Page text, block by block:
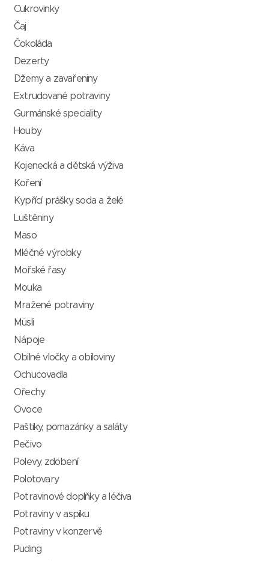
Cukrovinky
Čaj
Čokoláda
Dezerty
Džemy a zavařeniny
Extrudované potraviny
Gurmánské speciality
Houby
Káva
Kojenecká a dětská výživa
Koření
Kypřící prášky, soda a želé
Luštěniny
Maso
Mléčné výrobky
Mořské řasy
Mouka
Mražené potraviny
Müsli
Nápoje
Obilné vločky a obiloviny
Ochucovadla
Ořechy
Ovoce
Paštiky, pomazánky a saláty
Pečivo
Polevy, zdobení
Polotovary
Potravinové doplňky a léčiva
Potraviny v aspiku
Potraviny v konzervě
Puding